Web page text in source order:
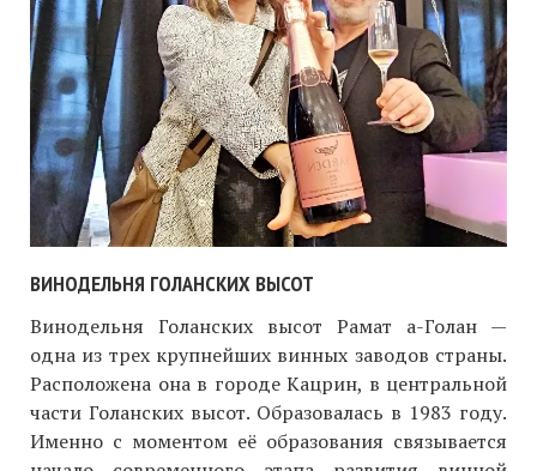
ВИНОДЕЛЬНЯ ГОЛАНСКИХ ВЫСОТ
Винодельня Голанских высот Рамат а-Голан —
одна из трех крупнейших винных заводов страны.
Расположена она в городе Кацрин, в центральной
части Голанских высот. Образовалась в 1983 году.
Именно с моментом её образования связывается